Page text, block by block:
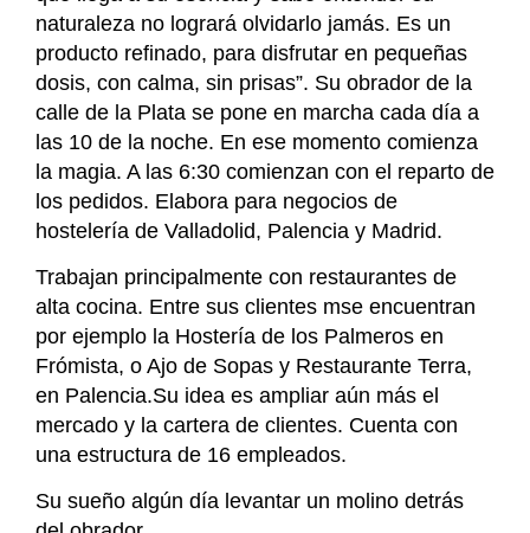
naturaleza no logrará olvidarlo jamás. Es un
producto refinado, para disfrutar en pequeñas
dosis, con calma, sin prisas”. Su obrador de la
calle de la Plata se pone en marcha cada día a
las 10 de la noche. En ese momento comienza
la magia. A las 6:30 comienzan con el reparto de
los pedidos. Elabora para negocios de
hostelería de Valladolid, Palencia y Madrid.
Trabajan principalmente con restaurantes de
alta cocina. Entre sus clientes mse encuentran
por ejemplo la Hostería de los Palmeros en
Frómista, o Ajo de Sopas y Restaurante Terra,
en Palencia.Su idea es ampliar aún más el
mercado y la cartera de clientes. Cuenta con
una estructura de 16 empleados.
Su sueño algún día levantar un molino detrás